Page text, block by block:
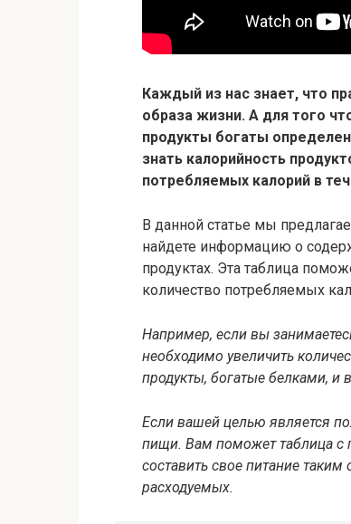
Каждый из нас знает, что
образа жизни. А для того
продукты богаты
знать калорийность
потребляемых калорий в
В данной статье мы
найдете информацию о
продуктах. Эта таблица
количество потребляемых
Например, если вы
необходимо увеличить
продукты, богатые белками, и
Если вашей целью является
пищи. Вам поможет таблица с
составить свое питание
расходуемых.